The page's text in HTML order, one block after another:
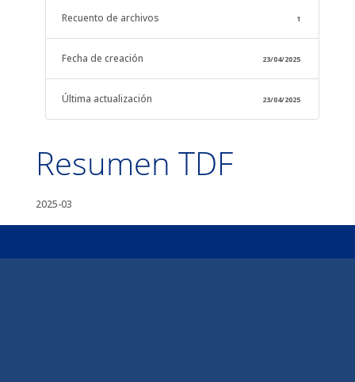
Recuento de archivos 1
Fecha de creación 23/04/2025
Última actualización 23/04/2025
Resumen TDF
2025-03